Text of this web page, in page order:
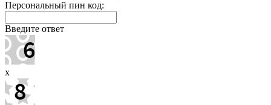
Персональный пин код:
Введите ответ
x